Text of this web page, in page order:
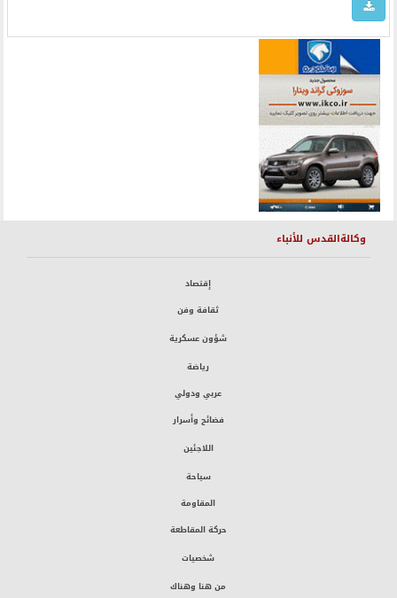
وكالةالقدس للأنباء
إقتصاد
ثقافة وفن
شؤون عسكرية
رياضة
عربي ودولي
فضائح وأسرار
اللاجئين
سياحة
المقاومة
حركة المقاطعة
شخصيات
من هنا وهناك